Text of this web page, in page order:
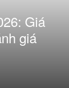
Giá
giá